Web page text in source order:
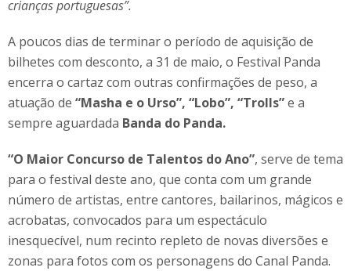
crianças portuguesas”.
A poucos dias de terminar o período de aquisição de
bilhetes com desconto, a 31 de maio, o Festival Panda
encerra o cartaz com outras confirmações de peso, a
atuação de “Masha e o Urso”, “Lobo”, “Trolls”e a
sempre aguardada Banda do Panda.
“O Maior Concurso de Talentos do Ano”, serve de tema
para o festival deste ano, que conta com um grande
número de artistas, entre cantores, bailarinos, mágicos e
acrobatas, convocados para um espectáculo
inesquecível, num recinto repleto de novas diversões e
zonas para fotos com os personagens do Canal Panda.